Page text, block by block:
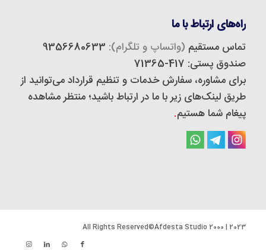
راه‌های ارتباط با ما
تماس مستقیم (واتساپ و تلگرام):
صندوق پستی: 417-71365
برای مشاوره، سفارش خدمات و تنظیم قرارداد می‌توانید از
طریق لینک‌های زیر با ما در ارتباط باشید؛ منتظر مشاهده
پیغام شما هستیم.
2023 | 2000 All Rights Reserved©Afdesta Studio